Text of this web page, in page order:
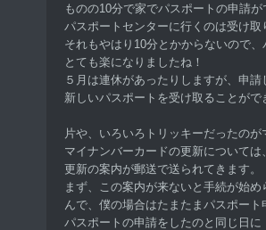
ものの10分で家でパスポートの申請
パスポートセンターに行くのは受け取
それもやはり10分とかからないので
とても楽になりましたね！
５月は連休があったりしますが、申
新しいパスポートを受け取ることがで
片や、いろいろトリッキーだったの
マイナンバーカードの更新について
更新の案内が郵送で送られてきます。
まず、この案内が来ないと手続が始め
んで、僕の場合はたまたまパスポー
パスポートの申請をしたのと同じ日に